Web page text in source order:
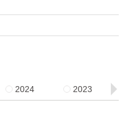
2024 2023